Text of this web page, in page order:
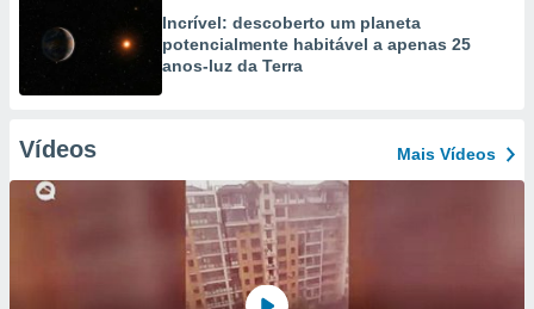
Incrível: descoberto um planeta
potencialmente habitável a apenas 25
anos-luz da Terra
Vídeos Mais Vídeos